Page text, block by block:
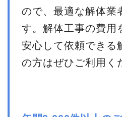
ので、最適な解体業
す。解体工事の費用
安心して依頼できる
の方はぜひご利用く